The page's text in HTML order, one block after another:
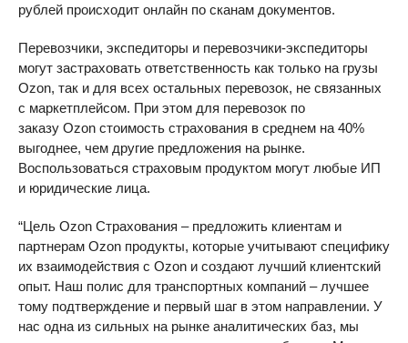
рублей происходит онлайн по сканам документов.
Перевозчики, экспедиторы и перевозчики-экспедиторы
могут застраховать ответственность как только на грузы
Ozon, так и для всех остальных перевозок, не связанных
с маркетплейсом. При этом для перевозок по
заказу Ozon стоимость страхования в среднем на 40%
выгоднее, чем другие предложения на рынке.
Воспользоваться страховым продуктом могут любые ИП
и юридические лица.
“Цель Ozon Страхования – предложить клиентам и
партнерам Ozon продукты, которые учитывают специфику
их взаимодействия с Ozon и создают лучший клиентский
опыт. Наш полис для транспортных компаний – лучшее
тому подтверждение и первый шаг в этом направлении. У
нас одна из сильных на рынке аналитических баз, мы